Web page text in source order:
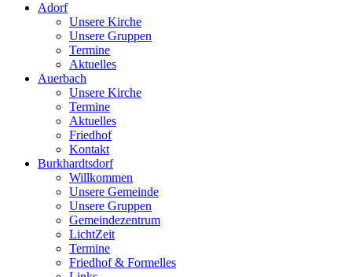
Adorf
Unsere Kirche
Unsere Gruppen
Termine
Aktuelles
Auerbach
Unsere Kirche
Termine
Aktuelles
Friedhof
Kontakt
Burkhardtsdorf
Willkommen
Unsere Gemeinde
Unsere Gruppen
Gemeindezentrum
LichtZeit
Termine
Friedhof & Formelles